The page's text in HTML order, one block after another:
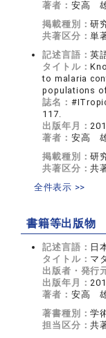
著者： 安高
掲載種別：研
共著区分：単
記述言語：英
タイトル：
to malaria
populations
誌名：
117.
出版年月：
著者： 安高
掲載種別：研
共著区分：共
全件表示 >>
書籍等出版物
記述言語： 日
タイトル： マ
出版者・発行
出版年月：
著者： 安高
著書種別：学
担当区分：共